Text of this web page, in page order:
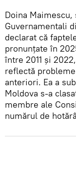
Doina
Guvernamentali
declarat că
pronunțate în
între 2011 și
reflectă
anteriori. Ea a
Moldova s-a
membre ale
numărul de